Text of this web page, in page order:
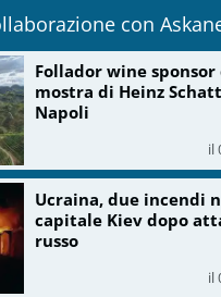
con
Follador wine sponsor
mostra di Heinz
Napoli
il
Ucraina, due incendi
capitale Kiev dopo
russo
il